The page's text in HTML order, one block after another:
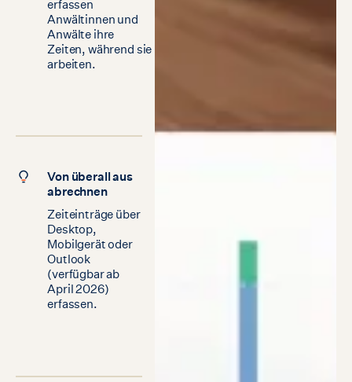
erfassen
Anwältinnen und
Anwälte ihre
Zeiten, während sie
arbeiten.
Von überall aus
abrechnen
Zeiteinträge über
Desktop,
Mobilgerät oder
Outlook
(verfügbar ab
April 2026)
erfassen.